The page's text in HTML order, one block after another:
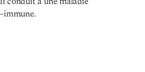
immune.